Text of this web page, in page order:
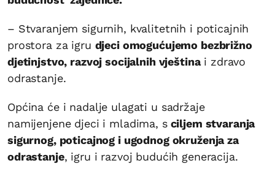
– Stvaranjem sigurnih, kvalitetnih i poticajnih
prostora za igru djeci omogućujemo bezbrižno
djetinjstvo, razvoj socijalnih vještinai zdravo
odrastanje.
Općina će i nadalje ulagati u sadržaje
namijenjene djeci i mladima, sciljem stvaranja
sigurnog, poticajnog i ugodnog okruženja za
odrastanje, igru i razvoj budućih generacija.